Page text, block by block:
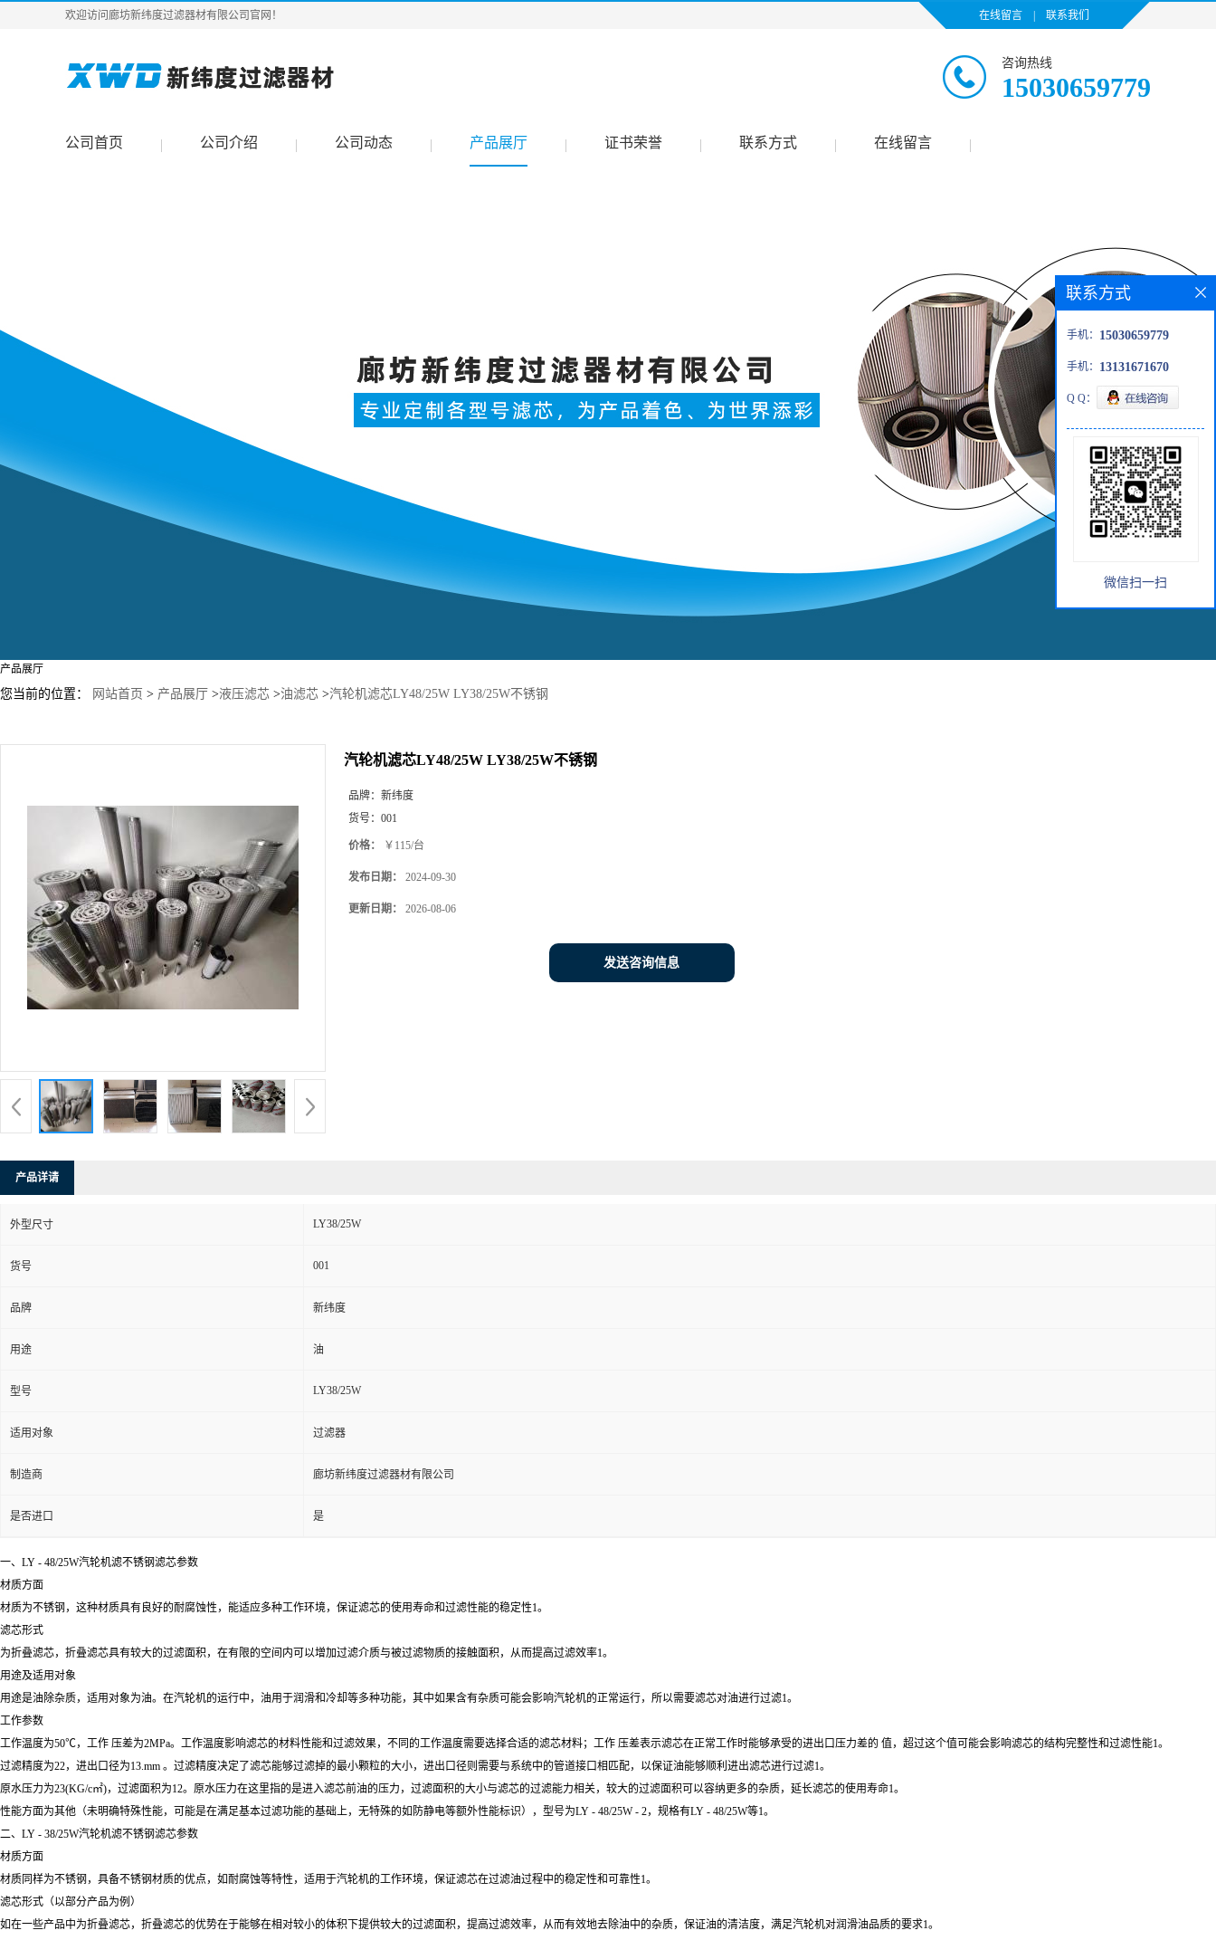
欢迎访问廊坊新纬度过滤器材有限公司官网！ 在线留言 联系我们
咨询热线
15030659779
公司首页 公司介绍 公司动态 产品展厅 证书荣誉 联系方式 在线留言
产品展厅
您当前的位置： 网站首页 > 产品展厅 >液压滤芯 >油滤芯 >汽轮机滤芯LY48/25W LY38/25W不锈钢
汽轮机滤芯LY48/25W LY38/25W不锈钢
品牌： 新纬度
货号： 001
价格： ￥115/台
发布日期： 2024-09-30
更新日期： 2026-08-06
发送咨询信息
产品详请
外型尺寸 LY38/25W
货号 001
品牌 新纬度
用途 油
型号 LY38/25W
适用对象 过滤器
制造商 廊坊新纬度过滤器材有限公司
是否进口 是
一、LY - 48/25W汽轮机滤不锈钢滤芯参数
材质方面
材质为不锈钢，这种材质具有良好的耐腐蚀性，能适应多种工作环境，保证滤芯的使用寿命和过滤性能的稳定性1。
滤芯形式
为折叠滤芯，折叠滤芯具有较大的过滤面积，在有限的空间内可以增加过滤介质与被过滤物质的接触面积，从而提高过滤效率1。
用途及适用对象
用途是油除杂质，适用对象为油。在汽轮机的运行中，油用于润滑和冷却等多种功能，其中如果含有杂质可能会影响汽轮机的正常运行，所以需要滤芯对油进行过滤1。
工作参数
工作温度为50℃，工作 压差为2MPa。工作温度影响滤芯的材料性能和过滤效果，不同的工作温度需要选择合适的滤芯材料；工作 压差表示滤芯在正常工作时能够承受的进出口压力差的 值，超过这个值可能会影响滤芯的结构完整性和过滤性能1。
过滤精度为22，进出口径为13.mm 。过滤精度决定了滤芯能够过滤掉的最小颗粒的大小，进出口径则需要与系统中的管道接口相匹配，以保证油能够顺利进出滤芯进行过滤1。
原水压力为23(KG/c㎡)，过滤面积为12。原水压力在这里指的是进入滤芯前油的压力，过滤面积的大小与滤芯的过滤能力相关，较大的过滤面积可以容纳更多的杂质，延长滤芯的使用寿命1。
性能方面为其他（未明确特殊性能，可能是在满足基本过滤功能的基础上，无特殊的如防静电等额外性能标识），型号为LY - 48/25W - 2，规格有LY - 48/25W等1。
二、LY - 38/25W汽轮机滤不锈钢滤芯参数
材质方面
材质同样为不锈钢，具备不锈钢材质的优点，如耐腐蚀等特性，适用于汽轮机的工作环境，保证滤芯在过滤油过程中的稳定性和可靠性1。
滤芯形式（以部分产品为例）
如在一些产品中为折叠滤芯，折叠滤芯的优势在于能够在相对较小的体积下提供较大的过滤面积，提高过滤效率，从而有效地去除油中的杂质，保证油的清洁度，满足汽轮机对润滑油品质的要求1。
联系方式
手机： 15030659779
手机： 13131671670
Q Q：
微信扫一扫